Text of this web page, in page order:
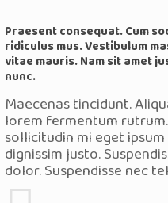
Praesent consequat. Cum
ridiculus mus. Vestibulum
vitae mauris. Nam sit amet
nunc.
Maecenas tincidunt.
lorem fermentum
sollicitudin mi eget
dignissim justo.
dolor. Suspendisse nec